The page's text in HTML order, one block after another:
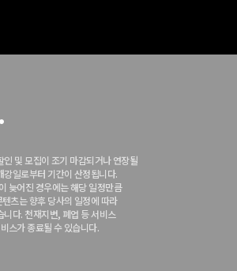
인 및 모집이 조기 마감되거나 연장될
일로부터 기간이 산정됩니다.
늦어진 경우에는 해당 일정만큼
츠는 향후 당사의 일정에 따라
니다. 천재지변, 폐업 등 서비스
스가 종료될 수 있습니다.